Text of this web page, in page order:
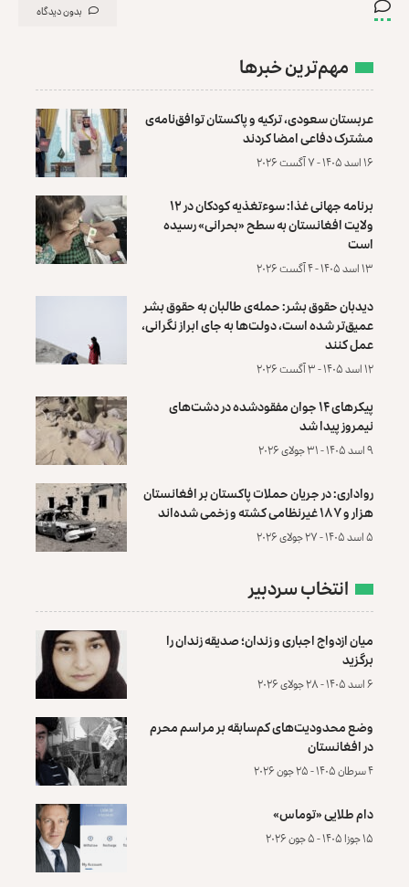
بدون دیدگاه
مهم‌ترین خبرها
عربستان سعودی، ترکیه و پاکستان توافق‌نامه‌ی
مشترک دفاعی امضا کردند
۱۶ اسد ۱۴۰۵ - ۷ آگست ۲۰۲۶
برنامه جهانی غذا: سوءتغذیه کودکان در ۱۲
ولایت افغانستان به سطح «بحرانی» رسیده
است
۱۳ اسد ۱۴۰۵ - ۴ آگست ۲۰۲۶
دیدبان حقوق بشر: حمله‌ی طالبان به حقوق بشر
عمیق‌تر شده است، دولت‌ها به جای ابراز نگرانی،
عمل کنند
۱۲ اسد ۱۴۰۵ - ۳ آگست ۲۰۲۶
پیکرهای ۱۴ جوان مفقودشده در دشت‌های
نیمروز پیدا شد
۹ اسد ۱۴۰۵ - ۳۱ جولای ۲۰۲۶
رواداری: در جریان حملات پاکستان بر افغانستان
هزار و ۱۸۷ غیرنظامی کشته و زخمی شده‌اند
۵ اسد ۱۴۰۵ - ۲۷ جولای ۲۰۲۶
انتخاب سردبیر
میان ازدواج اجباری و زندان؛ صدیقه زندان را
برگزید
۶ اسد ۱۴۰۵ - ۲۸ جولای ۲۰۲۶
وضع محدودیت‌های کم‌سابقه بر مراسم محرم
در افغانستان
۴ سرطان ۱۴۰۵ - ۲۵ جون ۲۰۲۶
دام طلایی «توماس»
۱۵ جوزا ۱۴۰۵ - ۵ جون ۲۰۲۶